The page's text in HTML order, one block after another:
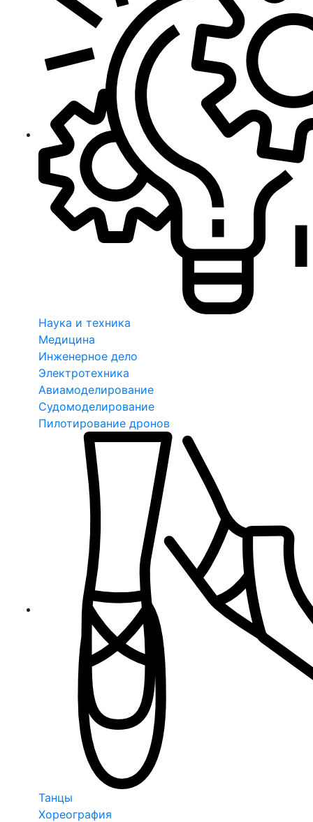
Наука и техника
Медицина
Инженерное дело
Электротехника
Авиамоделирование
Судомоделирование
Пилотирование дронов
Танцы
Хореография